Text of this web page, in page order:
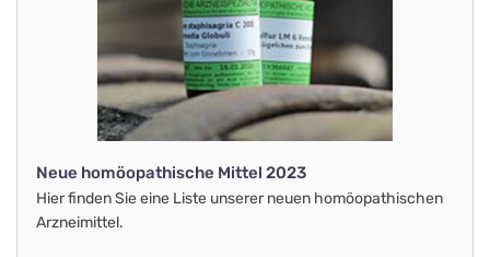
Neue homöopathische Mittel 2023
Hier finden Sie eine Liste unserer neuen homöopathischen
Arzneimittel.